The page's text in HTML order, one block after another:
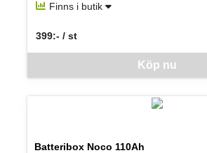
Finns i butik
Denna vara går inte att beställa via
Köp nu
399:- / st
SEK per ST
Batteribox Noco 110Ah